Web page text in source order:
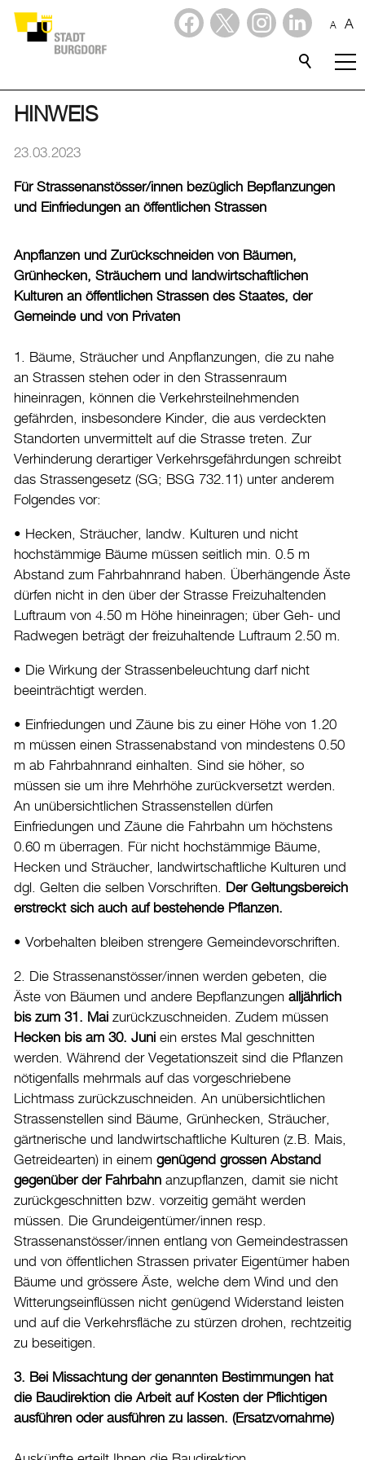
A A
Stadtporträt
Verwaltung & Politik
Wirtschaft
Aktuelles
Amtliche Publikationen
Baupublikationen
Burgdorf baut
Home
Öffnungszeiten & Kontakt
Veranstaltungskalender
Drucken
Login
HINWEIS
23.03.2023
Für Strassenanstösser/innen bezüglich Bepflanzungen
und Einfriedungen an öffentlichen Strassen
Anpflanzen und Zurückschneiden von Bäumen,
Grünhecken, Sträuchern und landwirtschaftlichen
Kulturen an öffentlichen Strassen des Staates, der
Gemeinde und von Privaten
1. Bäume, Sträucher und Anpflanzungen, die zu nahe
an Strassen stehen oder in den Strassenraum
hineinragen, können die Verkehrsteilnehmenden
gefährden, insbesondere Kinder, die aus verdeckten
Standorten unvermittelt auf die Strasse treten. Zur
Verhinderung derartiger Verkehrsgefährdungen schreibt
das Strassengesetz (SG; BSG 732.11) unter anderem
Folgendes vor:
• Hecken, Sträucher, landw. Kulturen und nicht
hochstämmige Bäume müssen seitlich min. 0.5 m
Abstand zum Fahrbahnrand haben. Überhängende Äste
dürfen nicht in den über der Strasse Freizuhaltenden
Luftraum von 4.50 m Höhe hineinragen; über Geh- und
Radwegen beträgt der freizuhaltende Luftraum 2.50 m.
• Die Wirkung der Strassenbeleuchtung darf nicht
beeinträchtigt werden.
• Einfriedungen und Zäune bis zu einer Höhe von 1.20
m müssen einen Strassenabstand von mindestens 0.50
m ab Fahrbahnrand einhalten. Sind sie höher, so
müssen sie um ihre Mehrhöhe zurückversetzt werden.
An unübersichtlichen Strassenstellen dürfen
Einfriedungen und Zäune die Fahrbahn um höchstens
0.60 m überragen. Für nicht hochstämmige Bäume,
Hecken und Sträucher, landwirtschaftliche Kulturen und
dgl. Gelten die selben Vorschriften. Der Geltungsbereich
erstreckt sich auch auf bestehende Pflanzen.
• Vorbehalten bleiben strengere Gemeindevorschriften.
2. Die Strassenanstösser/innen werden gebeten, die
Äste von Bäumen und andere Bepflanzungen alljährlich
bis zum 31. Mai zurückzuschneiden. Zudem müssen
Hecken bis am 30. Juni ein erstes Mal geschnitten
werden. Während der Vegetationszeit sind die Pflanzen
nötigenfalls mehrmals auf das vorgeschriebene
Lichtmass zurückzuschneiden. An unübersichtlichen
Strassenstellen sind Bäume, Grünhecken, Sträucher,
gärtnerische und landwirtschaftliche Kulturen (z.B. Mais,
Getreidearten) in einem genügend grossen Abstand
gegenüber der Fahrbahn anzupflanzen, damit sie nicht
zurückgeschnitten bzw. vorzeitig gemäht werden
müssen. Die Grundeigentümer/innen resp.
Strassenanstösser/innen entlang von Gemeindestrassen
und von öffentlichen Strassen privater Eigentümer haben
Bäume und grössere Äste, welche dem Wind und den
Witterungseinflüssen nicht genügend Widerstand leisten
und auf die Verkehrsfläche zu stürzen drohen, rechtzeitig
zu beseitigen.
3. Bei Missachtung der genannten Bestimmungen hat
die Baudirektion die Arbeit auf Kosten der Pflichtigen
ausführen oder ausführen zu lassen. (Ersatzvornahme)